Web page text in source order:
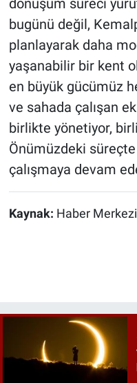
dönüşüm süreci
bugünü değil,
planlayarak daha
yaşanabilir bir kent
en büyük gücümüz
ve sahada çalışan
birlikte yönetiyor,
Önümüzdeki süreçte
çalışmaya devam
Kaynak: Haber Merkezi